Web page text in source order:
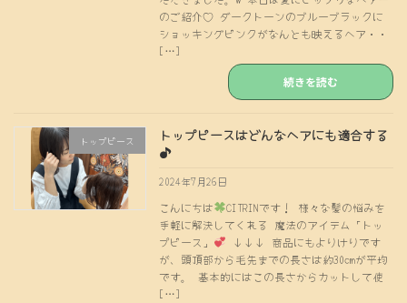
のご紹介♡ ダークトーンのブルーブラックに
ショッキングピンクがなんとも映えるヘア・・
[…]
続きを読む
トップピース
トップピースはどんなヘアにも適合する
♪
2024年7月26日
こんにちは
CITRINです！ 様々な髪の悩みを
手軽に解決してくれる 魔法のアイテム「トッ
プピース」
↓↓↓ 商品にもよりけりです
が、頭頂部から毛先までの長さは約30cmが平均
です。 基本的にはこの長さからカットして使
[…]